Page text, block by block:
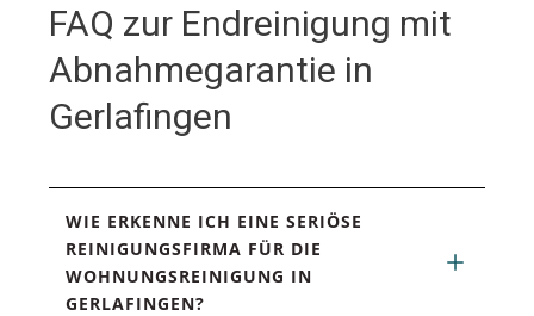
FAQ zur Endreinigung mit
Abnahmegarantie in
Gerlafingen
WIE ERKENNE ICH EINE SERIÖSE
REINIGUNGSFIRMA FÜR DIE
WOHNUNGSREINIGUNG IN
GERLAFINGEN?